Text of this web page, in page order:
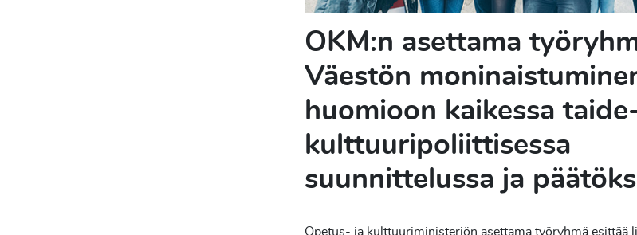
OKM:n asettama
Väestön
huomioon kaikessa
kulttuuripoliittisessa
suunnittelussa ja
Opetus- ja kulttuuriministeriön asettama työryhmä esittää